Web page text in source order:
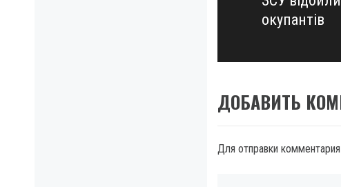
post:
окупантів
ДОБАВИТЬ
Для отправки